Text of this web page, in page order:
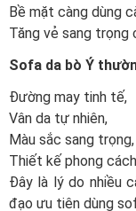
Bề mặt càng dùng
Tăng vẻ sang trọng
Sofa da bò Ý
Đường may tinh tế,
Vân da tự nhiên,
Màu sắc sang trọng,
Thiết kế phong
Đây là lý do nhiều
đạo ưu tiên dùng